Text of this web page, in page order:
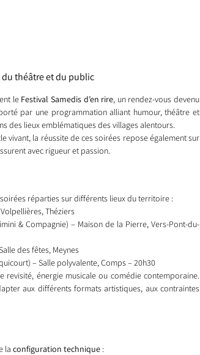
du théâtre et du public
le Festival Samedis d’en rire, un rendez-vous devenu
par une programmation alliant humour, théâtre et
des lieux emblématiques des villages alentours.
vivant, la réussite de ces soirées repose également sur
avec rigueur et passion.
réparties sur différents lieux du territoire :
Théziers
& Compagnie) – Maison de la Pierre, Vers-Pont-du-
des fêtes, Meynes
– Salle polyvalente, Comps – 20h30
énergie musicale ou comédie contemporaine.
aux différents formats artistiques, aux contraintes
la configuration technique :